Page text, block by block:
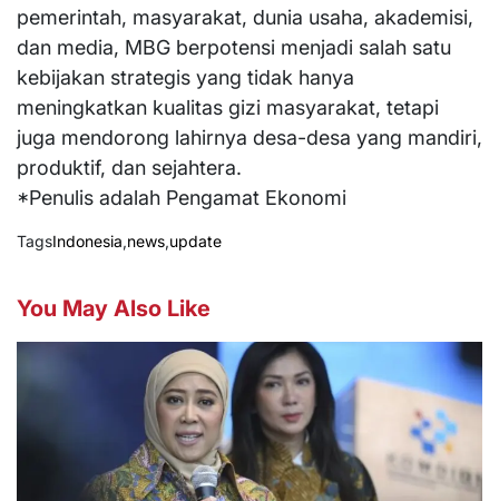
pemerintah, masyarakat, dunia usaha, akademisi,
dan media, MBG berpotensi menjadi salah satu
kebijakan strategis yang tidak hanya
meningkatkan kualitas gizi masyarakat, tetapi
juga mendorong lahirnya desa-desa yang mandiri,
produktif, dan sejahtera.
*Penulis adalah Pengamat Ekonomi
TagsIndonesia,news,update
You May Also Like